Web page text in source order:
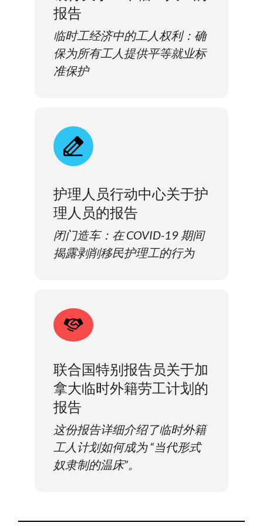
报告
临时工经济中的工人权利：确
保为所有工人提供平等就业标
准保护
护理人员行动中心关于护
理人员的报告
闭门造车：在 COVID-19 期间
揭露剥削移民护理工的行为
联合国特别报告员关于加
拿大临时外籍劳工计划的
报告
这份报告详细介绍了临时外籍
工人计划如何成为 “当代形式
奴隶制的温床”。